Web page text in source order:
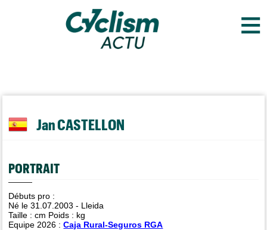
≡
Jan CASTELLON
PORTRAIT
Débuts pro :
Né le 31.07.2003 - Lleida
Taille :cm Poids : kg
Equipe 2026 :Caja Rural-Seguros RGA